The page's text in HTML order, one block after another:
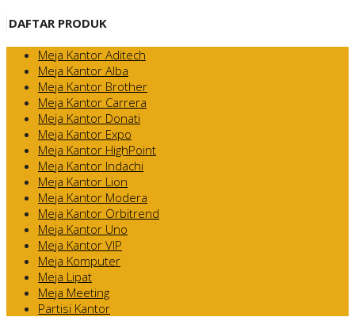
DAFTAR PRODUK
Meja Kantor Aditech
Meja Kantor Alba
Meja Kantor Brother
Meja Kantor Carrera
Meja Kantor Donati
Meja Kantor Expo
Meja Kantor HighPoint
Meja Kantor Indachi
Meja Kantor Lion
Meja Kantor Modera
Meja Kantor Orbitrend
Meja Kantor Uno
Meja Kantor VIP
Meja Komputer
Meja Lipat
Meja Meeting
Partisi Kantor